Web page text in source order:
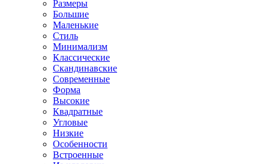
Размеры
Большие
Маленькие
Стиль
Минимализм
Классические
Скандинавские
Современные
Форма
Высокие
Квадратные
Угловые
Низкие
Особенности
Встроенные